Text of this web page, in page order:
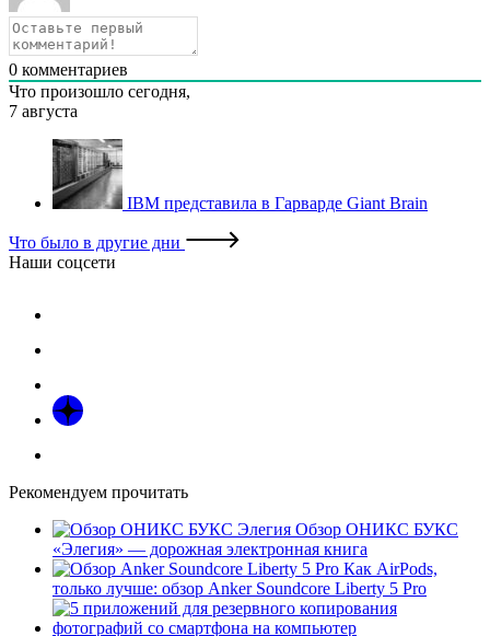
0 комментариев
Что произошло сегодня,
7 августа
IBM представила в Гарварде Giant Brain
Что было в другие дни
Наши соцсети
Рекомендуем прочитать
Обзор ОНИКС БУКС
«Элегия» — дорожная электронная книга
Как AirPods,
только лучше: обзор Anker Soundcore Liberty 5 Pro